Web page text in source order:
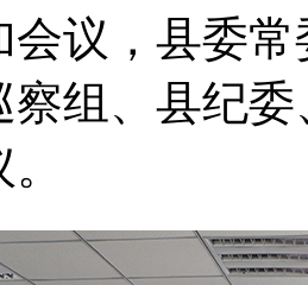
会议，县委
察组、县纪